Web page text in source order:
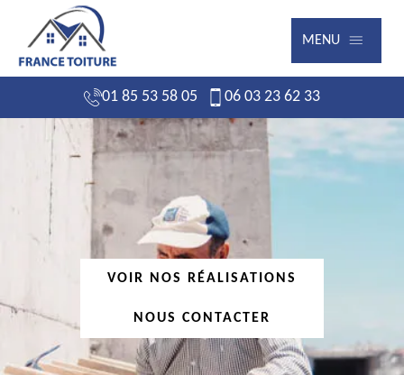
MENU
01 85 53 58 05 06 03 23 62 33
VOIR NOS RÉALISATIONS
NOUS CONTACTER